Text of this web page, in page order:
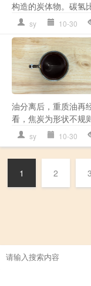
构造的炭体物。碳氢
sy 10-30
油分离后，重质油再
看，焦炭为形状不规
sy 10-30
1 2 3